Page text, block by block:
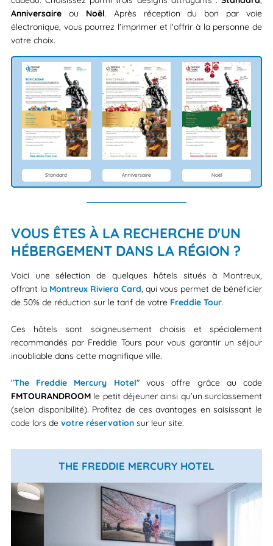
Anniversaireou Noël. Après réception du bon par voie
électronique, vous pourrez l'imprimer et l'offrir à la personne de
votre choix.
Standard Anniversaire Noël
VOUS ÊTES À LA RECHERCHE D'UN
HÉBERGEMENT DANS LA RÉGION ?
Voici une sélection de quelques hôtels situés à Montreux,
offrant la Montreux Riviera Card, qui vous permet de bénéficier
de 50% de réduction sur le tarif de votre Freddie Tour.
Ces hôtels sont soigneusement choisis et spécialement
recommandés par Freddie Tours pour vous garantir un séjour
inoubliable dans cette magnifique ville.
"The Freddie Mercury Hotel" vous offre grâce au code
FMTOURANDROOMle petit déjeuner ainsi qu’un surclassement
(selon disponibilité). Profitez de ces avantages en saisissant le
code lors de votre réservationsur leur site.
THE FREDDIE MERCURY HOTEL